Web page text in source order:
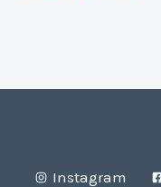
Instagram